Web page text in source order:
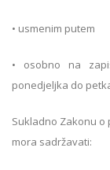
• usmenim putem
• osobno na
ponedjeljka do
Sukladno Zakonu
mora sadržavati: